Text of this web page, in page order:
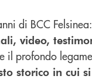
di BCC
video,
il profondo
storico in cui